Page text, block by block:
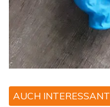
AUCH INTERESSANT